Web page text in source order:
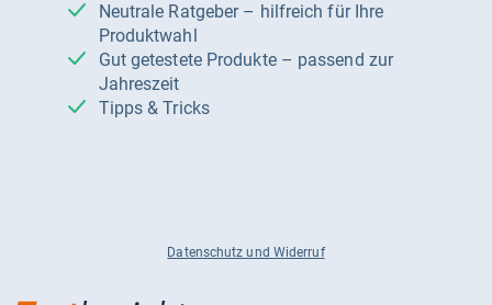
Neutrale Ratgeber – hilfreich für Ihre
Produktwahl
Gut getestete Produkte – passend zur
Jahreszeit
Tipps & Tricks
Datenschutz und Widerruf